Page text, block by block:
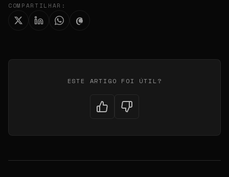
COMPARTILHAR:
ESTE ARTIGO FOI ÚTIL?